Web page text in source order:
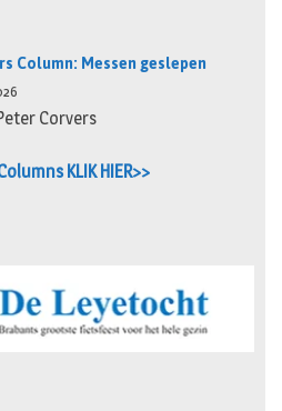
Column: Messen geslepen
Corvers
KLIK HIER>>